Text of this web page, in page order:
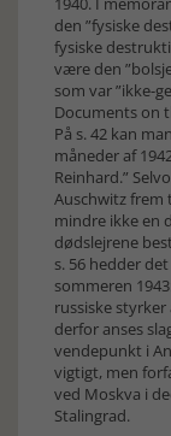
den ”fysiske
fysiske
være den
som var ”ikke-
Documents on
På s. 42 kan
måneder af
Reinhard.”
Auschwitz frem
mindre ikke en
dødslejrene
s. 56 hedder
sommeren
russiske
derfor anses
vendepunkt i
vigtigt, men
ved Moskva i
Stalingrad.